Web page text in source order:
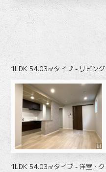
1LDK 54.03㎡タイプ - リビング
1LDK 54.03㎡タイプ - 洋室・ク